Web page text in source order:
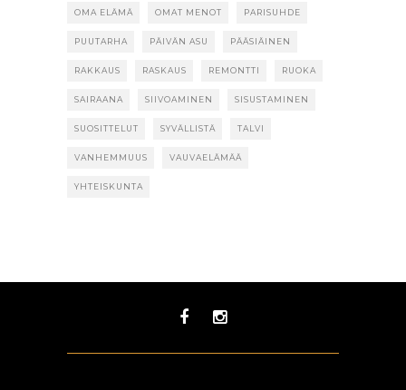
OMA ELÄMÄ OMAT MENOT PARISUHDE
PUUTARHA PÄIVÄN ASU PÄÄSIÄINEN
RAKKAUS RASKAUS REMONTTI RUOKA
SAIRAANA SIIVOAMINEN SISUSTAMINEN
SUOSITTELUT SYVÄLLISTÄ TALVI
VANHEMMUUS VAUVAELÄMÄÄ
YHTEISKUNTA